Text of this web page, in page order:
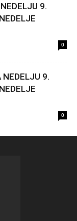
9.
0
NEDELJU 9.
0